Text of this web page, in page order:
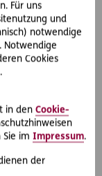
Für uns
und
notwendige
Notwendige
Cookies
in den Cookie-
im Impressum.
der
Rechtsschutz
Profi-
und Abwehr
werden